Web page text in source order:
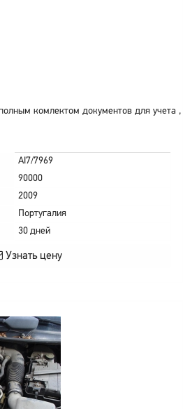
комлектом документов для учета ,
AI7/7969
90000
2009
Португалия
30 дней
Узнать цену